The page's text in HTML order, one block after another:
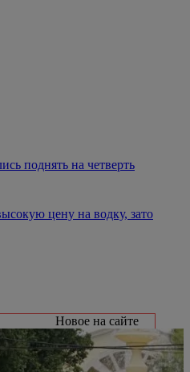
поднять на четверть
цену на водку, зато
Новое на сайте